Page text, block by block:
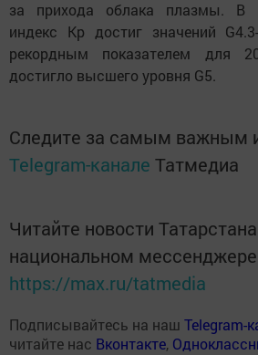
за прихода облака плазмы. В
индекс Kp достиг значений
рекордным показателем для
достигло высшего уровня G5.
Следите за самым важным
Telegram-канале Татмедиа
Читайте новости
национальном
https://max.ru/tatmedia
Подписывайтесь на наш Telegram-
читайте нас Вконтакте,